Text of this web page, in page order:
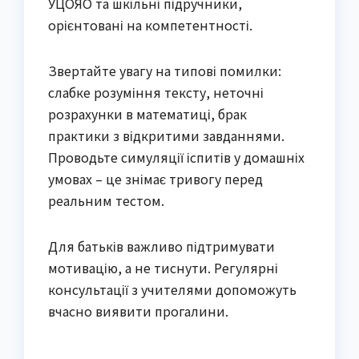
орієнтовані на компетентності.
Звертайте увагу на типові помилки:
слабке розуміння тексту, неточні
розрахунки в математиці, брак
практики з відкритими завданнями.
Проводьте симуляції іспитів у домашніх
умовах – це знімає тривогу перед
реальним тестом.
Для батьків важливо підтримувати
мотивацію, а не тиснути. Регулярні
консультації з учителями допоможуть
вчасно виявити прогалини.